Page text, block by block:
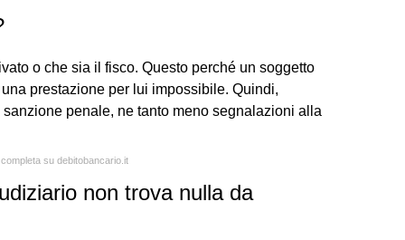
o che sia il fisco. Questo perché un soggetto
prestazione per lui impossibile. Quindi,
penale, ne tanto meno segnalazioni alla
su debitobancario.it
non trova nulla da